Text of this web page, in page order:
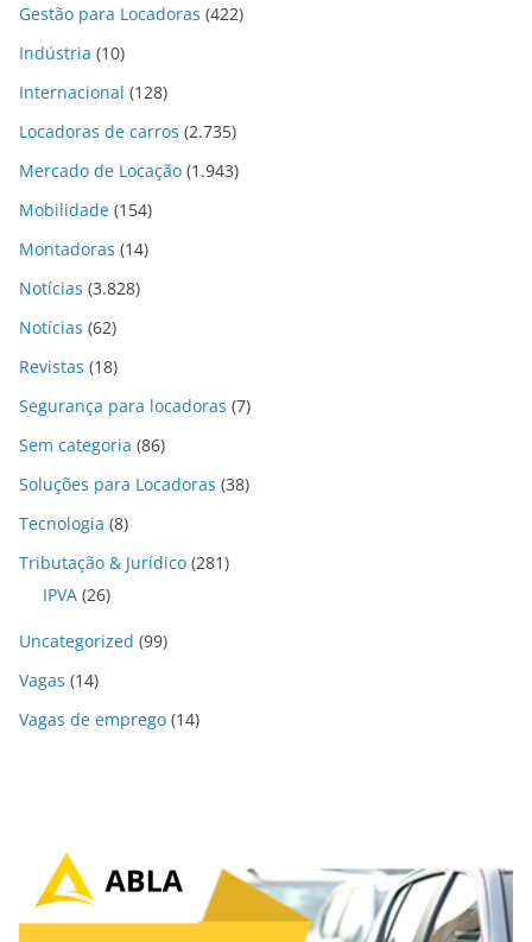
Gestão para Locadoras (422)
Indústria (10)
Internacional (128)
Locadoras de carros (2.735)
Mercado de Locação (1.943)
Mobilidade (154)
Montadoras (14)
Notícias (3.828)
Notícias (62)
Revistas (18)
Segurança para locadoras (7)
Sem categoria (86)
Soluções para Locadoras (38)
Tecnologia (8)
Tributação & Jurídico (281)
IPVA (26)
Uncategorized (99)
Vagas (14)
Vagas de emprego (14)